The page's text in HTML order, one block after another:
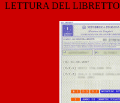
LETTURA DEL LIBRETTO